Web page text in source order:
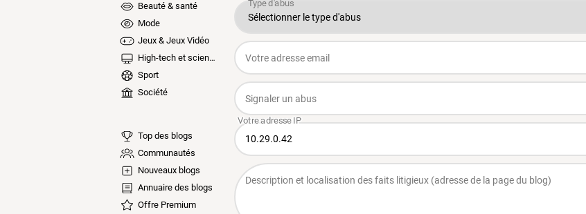
Beauté & santé
Mode
Jeux & Jeux Vidéo
High-tech et sciences
Sport
Société
Top des blogs
Communautés
Nouveaux blogs
Annuaire des blogs
Offre Premium